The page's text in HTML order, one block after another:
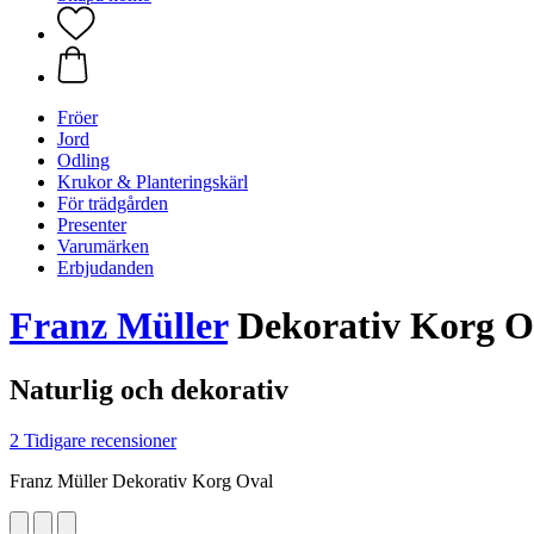
Fröer
Jord
Odling
Krukor & Planteringskärl
För trädgården
Presenter
Varumärken
Erbjudanden
Franz MüllerDekorativ Korg
Naturlig och dekorativ
2 Tidigare recensioner
Franz Müller Dekorativ Korg Oval